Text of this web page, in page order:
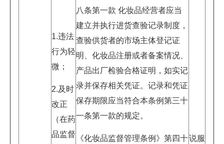
1.违法
行为轻
微；
2.及时
改正
（在药
品监督
八条第一款 化妆品经营者应当
建立并执行进货查验记录制度，
查验供货者的市场主体登记证
明、化妆品注册或者备案情况、
产品出厂检验合格证明，如实记
录并保存相关凭证。记录和凭证
保存期限应当符合本条例第三十
一条第一款的规定。
《化妆品监督管理条例》第四十说服